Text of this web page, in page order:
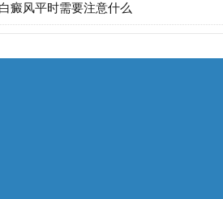
癜风平时需要注意什么